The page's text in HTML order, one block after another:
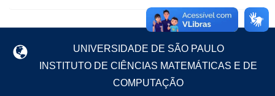
UNIVERSIDADE DE SÃO PAULO
INSTITUTO DE CIÊNCIAS MATEMÁTICAS E DE
COMPUTAÇÃO